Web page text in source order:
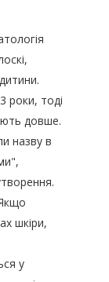
роки, тоді
довше.
назву в
шкіри,
у